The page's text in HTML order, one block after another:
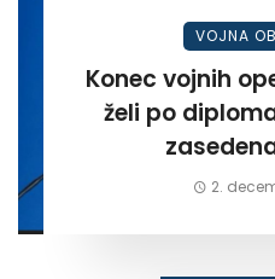
VOJNA
Konec vojnih
želi po
2.